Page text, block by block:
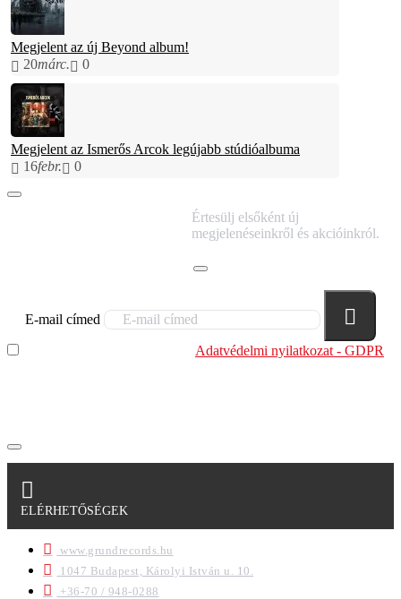
Megjelent az új Beyond album!
20márc. 0
Megjelent az Ismerős Arcok legújabb stúdióalbuma
16febr. 0
Értesülj elsőként új
megjelenéseinkről és akcióinkról.
E-mail címed
Adatvédelmi nyilatkozat - GDPR
ELÉRHETŐSÉGEK
www.grundrecords.hu
1047 Budapest, Károlyi István u. 10.
+36-70 / 948-0288